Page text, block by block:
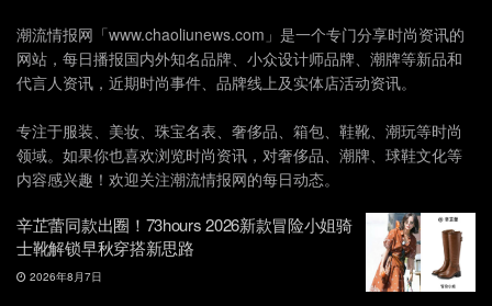
潮流情报网「www.chaoliunews.com」是一个专门分享时尚资讯的
网站，每日播报国内外知名品牌、小众设计师品牌、潮牌等新品和
代言人资讯，近期时尚事件、品牌线上及实体店活动资讯。
专注于服装、美妆、珠宝名表、奢侈品、箱包、鞋靴、潮玩等时尚
领域。如果你也喜欢浏览时尚资讯，对奢侈品、潮牌、球鞋文化等
内容感兴趣！欢迎关注潮流情报网的每日动态。
辛芷蕾同款出圈！73hours 2026新款冒险小姐骑
士靴解锁早秋穿搭新思路
2026年8月7日